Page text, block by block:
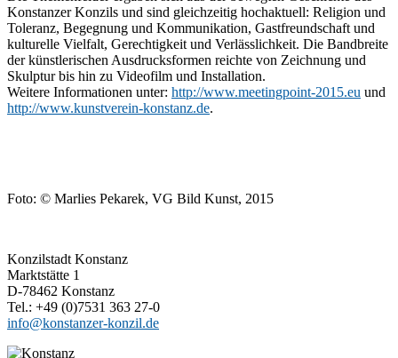
Konstanzer Konzils und sind gleichzeitig hochaktuell: Religion und
Toleranz, Begegnung und Kommunikation, Gastfreundschaft und
kulturelle Vielfalt, Gerechtigkeit und Verlässlichkeit. Die Bandbreite
der künstlerischen Ausdrucksformen reichte von Zeichnung und
Skulptur bis hin zu Videofilm und Installation.
Weitere Informationen unter: http://www.meetingpoint-2015.eu und
http://www.kunstverein-konstanz.de.
Foto: © Marlies Pekarek, VG Bild Kunst, 2015
Konzilstadt Konstanz
Marktstätte 1
D-78462 Konstanz
Tel.: +49 (0)7531 363 27-0
info@konstanzer-konzil.de